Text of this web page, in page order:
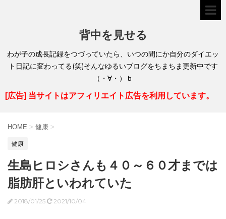
背中を見せる
わが子の成長記録をつづっていたら、いつの間にか自分のダイエッ
ト日記に変わってる(笑)そんなゆるいブログをちまちま更新中です
（・∀・）ｂ
[広告] 当サイトはアフィリエイト広告を利用しています。
HOME > 健康 >
健康
生島ヒロシさんも４０～６０才までは
脂肪肝といわれていた
2018/01/25 2021/10/04